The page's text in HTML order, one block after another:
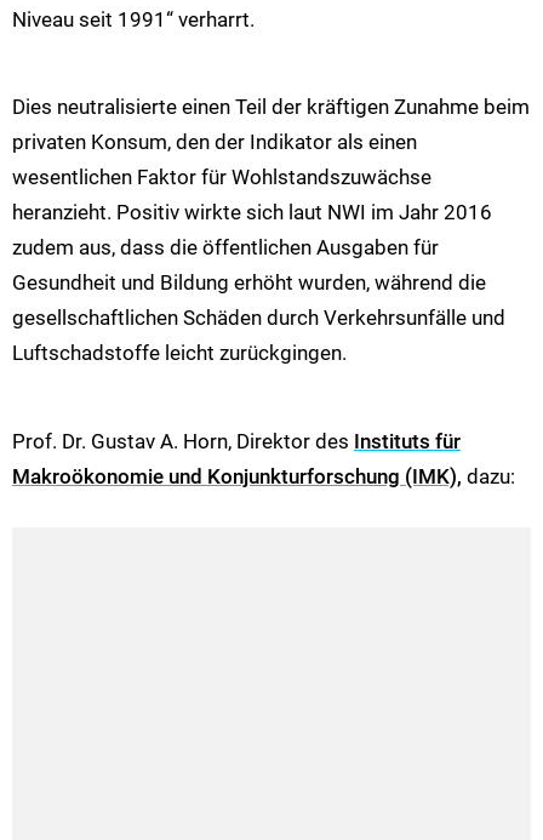
Niveau seit 1991“ verharrt.
Dies neutralisierte einen Teil der kräftigen Zunahme beim
privaten Konsum, den der Indikator als einen
wesentlichen Faktor für Wohlstandszuwächse
heranzieht. Positiv wirkte sich laut NWI im Jahr 2016
zudem aus, dass die öffentlichen Ausgaben für
Gesundheit und Bildung erhöht wurden, während die
gesellschaftlichen Schäden durch Verkehrsunfälle und
Luftschadstoffe leicht zurückgingen.
Prof. Dr. Gustav A. Horn, Direktor des Instituts für
Makroökonomie und Konjunkturforschung (IMK), dazu: